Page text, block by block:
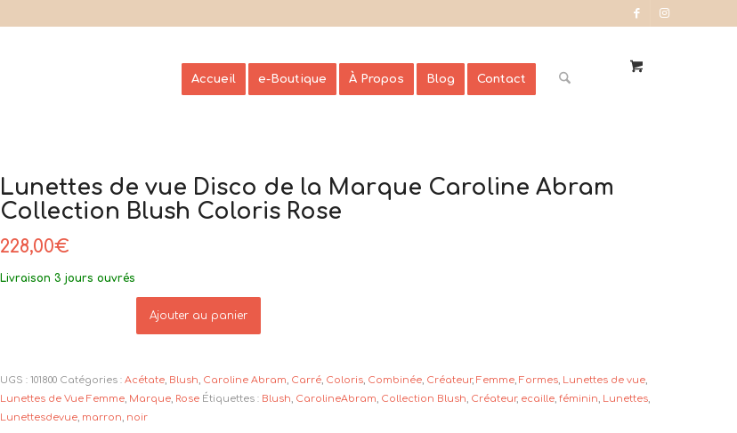
Accueil e-Boutique À Propos Blog Contact
Lunettes de vue Disco de la Marque Caroline Abram
Collection Blush Coloris Rose
228,00€
Livraison 3 jours ouvrés
Ajouter au panier
UGS :101800 Catégories :Acétate, Blush, Caroline Abram, Carré, Coloris, Combinée, Créateur,Femme,Formes, Lunettes de vue,
Lunettes de Vue Femme, Marque, Rose Étiquettes : Blush, CarolineAbram, Collection Blush, Créateur, ecaille,féminin, Lunettes,
Lunettesdevue, marron, noir